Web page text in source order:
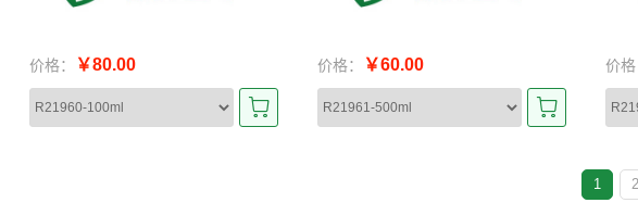
价格： ￥80.00 价格： ￥60.00 价格
1 2